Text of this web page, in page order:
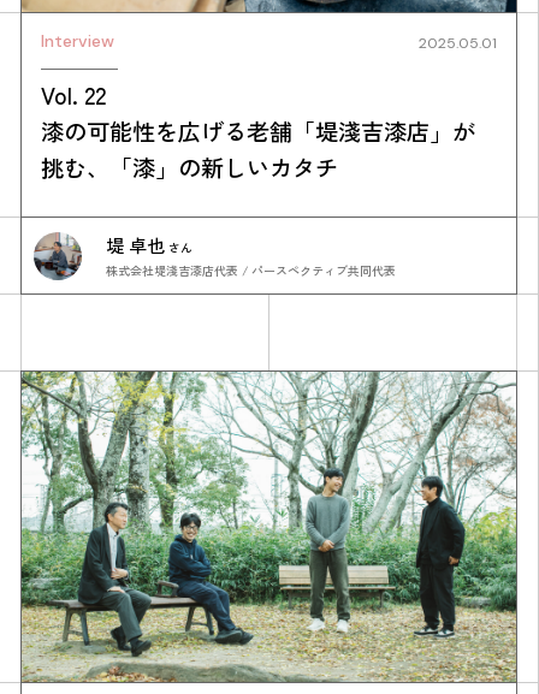
Interview 2025.05.01
Vol. 22
漆の可能性を広げる老舗「堤淺吉漆店」が
挑む、「漆」の新しいカタチ
堤 卓也 さん
株式会社堤淺吉漆店代表 / パースペクティブ共同代表